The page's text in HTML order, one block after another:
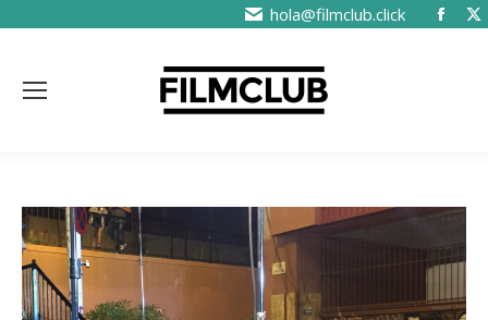
hola@filmclub.click